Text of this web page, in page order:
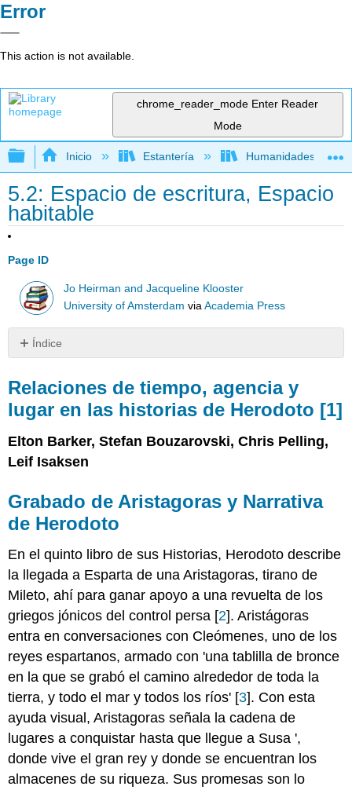
Error
This action is not available.
chrome_reader_mode Enter Reader
Mode
Expandir/contraer jerarquía global
Inicio Estantería Humanidades
5.2: Espacio de escritura, Espacio
habitable
Page ID
Jo Heirman and Jacqueline Klooster
University of Amsterdam viaAcademia Press
Índice
de
tiempo,
agencia
lugar
en
de
Herodoto
Grabado
de
Aristagoras
y
Narrativa
de
Herodoto
una
red
Análisis
Libro
5
Relaciones de tiempo, agencia y
lugar en las historias de Herodoto [1]
Elton Barker, Stefan Bouzarovski, Chris Pelling,
Leif Isaksen
Grabado de Aristagoras y Narrativa
de Herodoto
En el quinto libro de sus Historias, Herodoto describe
la llegada a Esparta de una Aristagoras, tirano de
Mileto, ahí para ganar apoyo a una revuelta de los
griegos jónicos del control persa [2]. Aristágoras
entra en conversaciones con Cleómenes, uno de los
reyes espartanos, armado con 'una tablilla de bronce
en la que se grabó el camino alrededor de toda la
tierra, y todo el mar y todos los ríos' [3]. Con esta
ayuda visual, Aristagoras señala la cadena de
lugares a conquistar hasta que llegue a Susa ',
donde vive el gran rey y donde se encuentran los
almacenes de su riqueza. Sus promesas son lo